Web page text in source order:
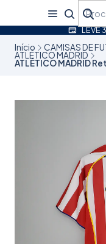
LEVE
Início CAMISAS DE
ATLÉTICO MADRID
ATLÉTICO MADRID